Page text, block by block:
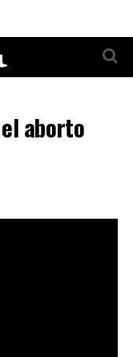
aborto